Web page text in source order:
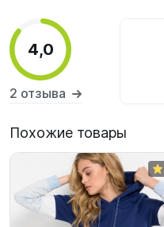
4,0
2 отзыва
Похожие товары